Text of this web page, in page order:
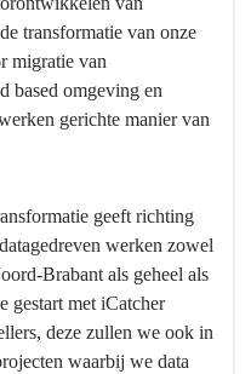
transformatie van onze
migratie van
based omgeving en
gerichte manier van
geeft richting
werken zowel
Brabant als geheel als
gestart met iCatcher
deze zullen we ook in
waarbij we data